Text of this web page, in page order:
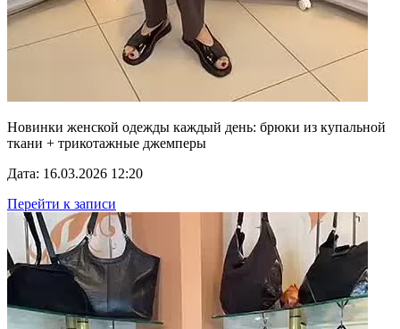
Новинки женской одежды каждый день: брюки из купальной
ткани + трикотажные джемперы
Дата: 16.03.2026 12:20
Перейти к записи